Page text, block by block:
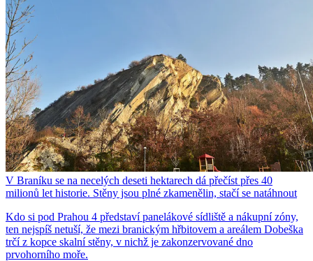
V Braníku se na necelých deseti hektarech dá přečíst přes 40
milionů let historie. Stěny jsou plné zkamenělin, stačí se natáhnout
Kdo si pod Prahou 4 představí panelákové sídliště a nákupní zóny,
ten nejspíš netuší, že mezi branickým hřbitovem a areálem Dobeška
trčí z kopce skalní stěny, v nichž je zakonzervované dno
prvohorního moře.